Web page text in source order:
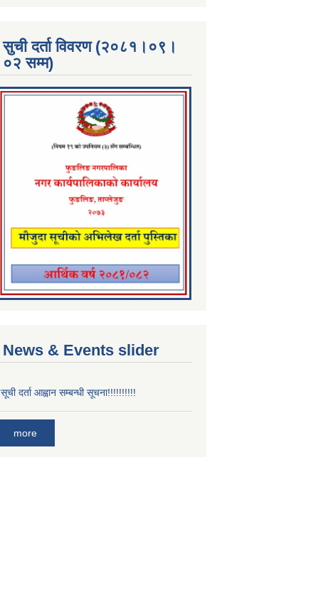
सुची दर्ता विवरण (२०८१।०९।
०२ सम्म)
News & Events slider
सूची दर्ता आह्वान सम्बन्धी सूचना!!!!!!!!!!
more